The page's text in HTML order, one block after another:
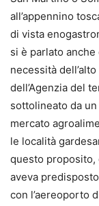
all’appennino
di vista
si è parlato
necessità
dell’Agenzia del
sottolineato da
mercato
le località
questo proposito,
aveva
con l’aereoporto